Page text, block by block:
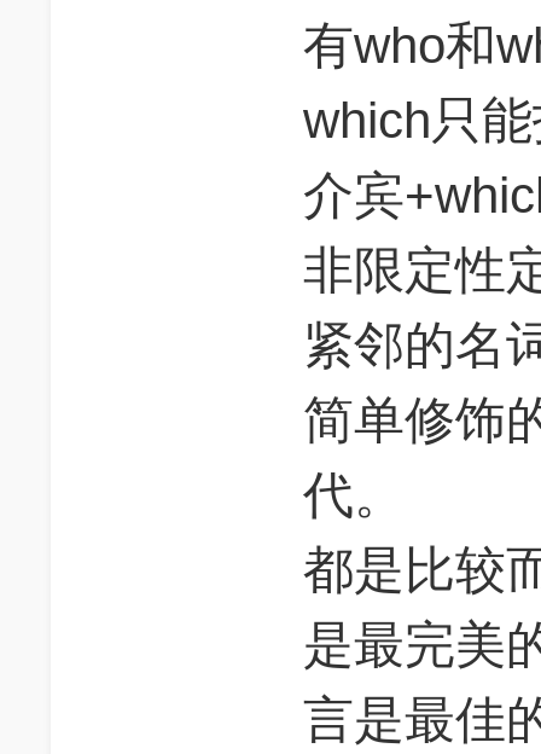
有who和
which只
介宾
非限定性
紧邻的名
简单修饰
代。
都是比较
是最完美
言是最佳